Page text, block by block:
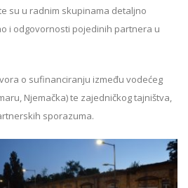
su u radnim skupinama detaljno
i odgovornosti pojedinih partnera u
o sufinanciranju između vodećeg
Njemačka) te zajedničkog tajništva,
sporazuma.